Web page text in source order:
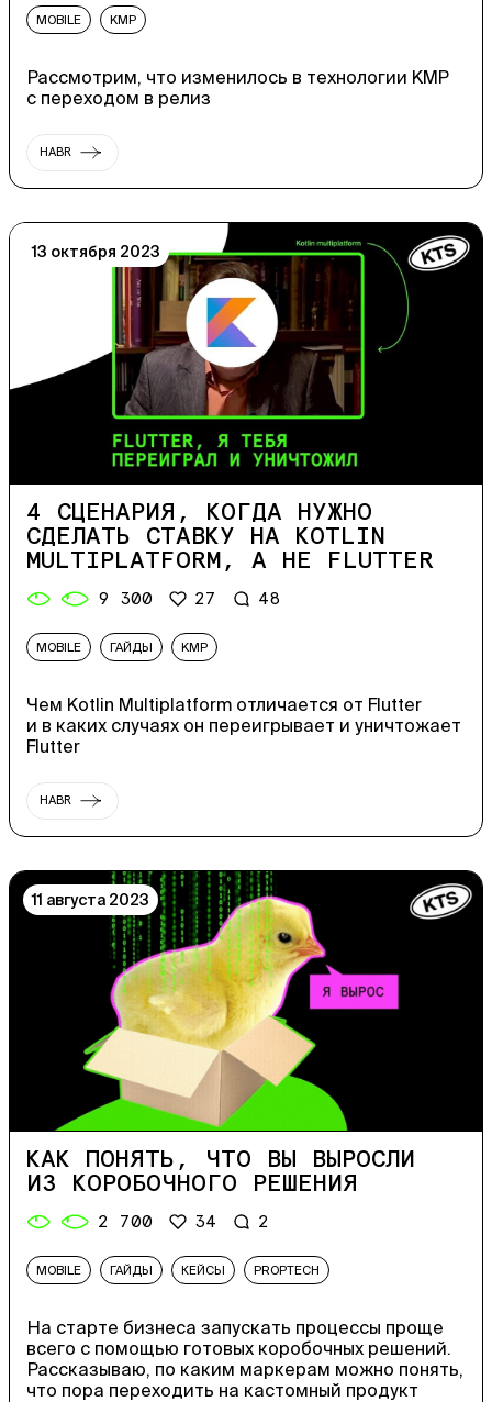
MOBILE KMP
Рассмотрим, что изменилось в технологии KMP
с переходом в релиз
HABR
13 октября 2023
4 СЦЕНАРИЯ, КОГДА НУЖНО
СДЕЛАТЬ СТАВКУ НА KOTLIN
MULTIPLATFORM, А НЕ FLUTTER
9 300 27 48
MOBILE ГАЙДЫ KMP
Чем Kotlin Multiplatform отличается от Flutter
и в каких случаях он переигрывает и уничтожает
Flutter
HABR
11 августа 2023
КАК ПОНЯТЬ, ЧТО ВЫ ВЫРОСЛИ
ИЗ КОРОБОЧНОГО РЕШЕНИЯ
2 700 34 2
MOBILE ГАЙДЫ КЕЙСЫ PROPTECH
На старте бизнеса запускать процессы проще
всего с помощью готовых коробочных решений.
Рассказываю, по каким маркерам можно понять,
что пора переходить на кастомный продукт